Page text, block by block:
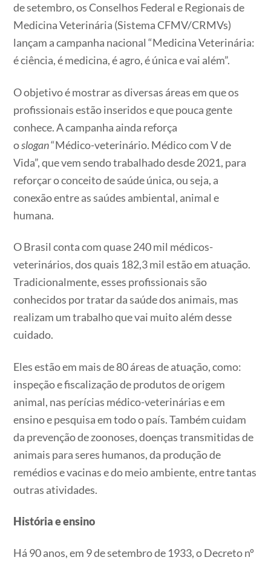
de setembro, os Conselhos Federal e Regionais de
Medicina Veterinária (Sistema CFMV/CRMVs)
lançam a campanha nacional “Medicina Veterinária:
é ciência, é medicina, é agro, é única e vai além”.
O objetivo é mostrar as diversas áreas em que os
profissionais estão inseridos e que pouca gente
conhece. A campanha ainda reforça
oslogan“Médico-veterinário. Médico com V de
Vida”, que vem sendo trabalhado desde 2021, para
reforçar o conceito de saúde única, ou seja, a
conexão entre as saúdes ambiental, animal e
humana.
O Brasil conta com quase 240 mil médicos-
veterinários, dos quais 182,3 mil estão em atuação.
Tradicionalmente, esses profissionais são
conhecidos por tratar da saúde dos animais, mas
realizam um trabalho que vai muito além desse
cuidado.
Eles estão em mais de 80 áreas de atuação, como:
inspeção e fiscalização de produtos de origem
animal, nas perícias médico-veterinárias e em
ensino e pesquisa em todo o país. Também cuidam
da prevenção de zoonoses, doenças transmitidas de
animais para seres humanos, da produção de
remédios e vacinas e do meio ambiente, entre tantas
outras atividades.
História e ensino
Há 90 anos, em 9 de setembro de 1933, o Decreto nº